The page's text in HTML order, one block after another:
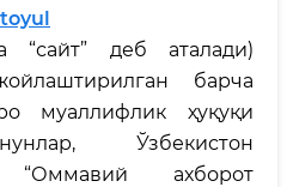
“сайт” деб аталади)
барча
муаллифлик ҳуқуқи
Ўзбекистон
“Оммавий ахборот